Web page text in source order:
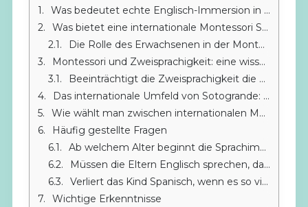
Was bedeutet echte Englisch-Immersion in einer internationalen Montessori-Schule in Sotogrande?
Was bietet eine internationale Montessori Schule mit Englisch-Immersion in Sotogrande wirklich?
Die Rolle des Erwachsenen in der Montessori-Immersion
Montessori und Zweisprachigkeit: eine wissenschaftlich belegte Kombination
Beeinträchtigt die Zweisprachigkeit die Entwicklung des Spanischen?
Das internationale Umfeld von Sotogrande: ein strategischer Vorteil
Wie wählt man zwischen internationalen Montessori Schulen mit Englisch-Immersion in Sotogrande?
Häufig gestellte Fragen
Ab welchem Alter beginnt die Sprachimmersion in IMS Sotogrande?
Müssen die Eltern Englisch sprechen, damit das Kind mithalten kann?
Verliert das Kind Spanisch, wenn es so viele Stunden Englisch hat?
Wichtige Erkenntnisse